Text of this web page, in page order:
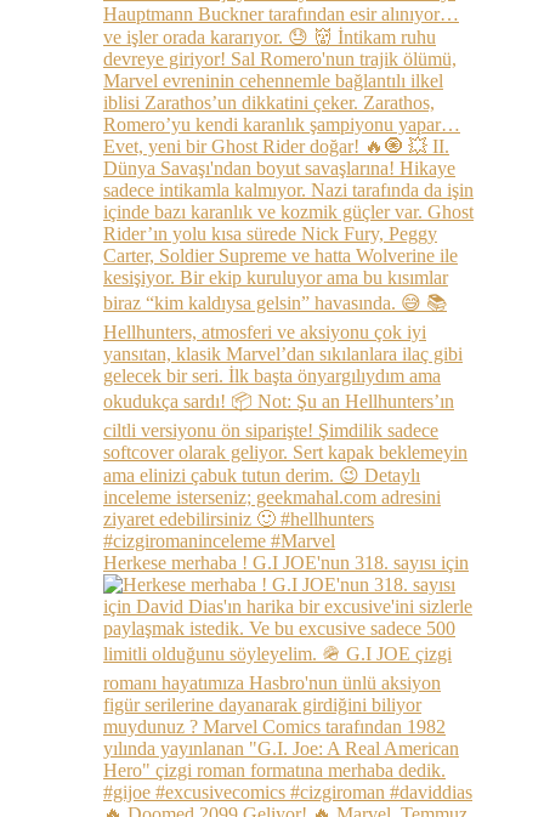
Herkese merhaba ! G.I JOE'nun 318. sayısı için